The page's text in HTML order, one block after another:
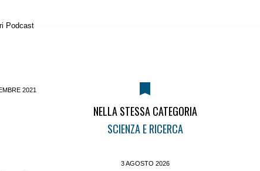
Podcast
2021
NELLA STESSA CATEGORIA
SCIENZA E RICERCA
3 AGOSTO 2026